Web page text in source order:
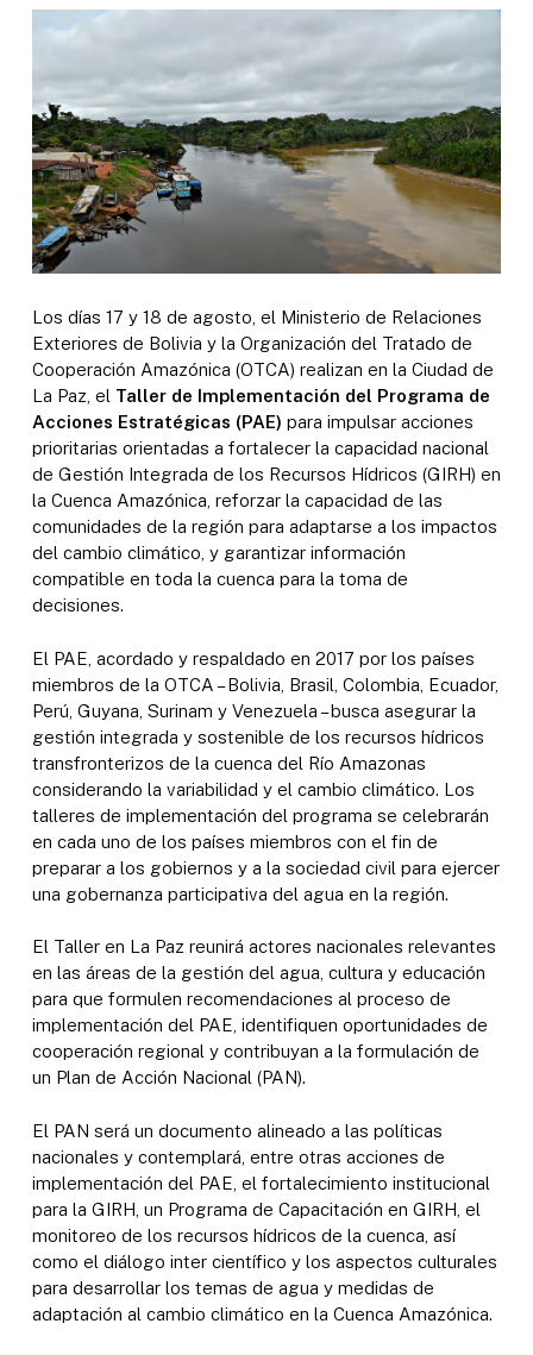
Los días 17 y 18 de agosto, el Ministerio de Relaciones
Exteriores de Bolivia y la Organización del Tratado de
Cooperación Amazónica (OTCA) realizan en la Ciudad de
La Paz, el Taller de Implementación del Programa de
Acciones Estratégicas (PAE) para impulsar acciones
prioritarias orientadas a fortalecer la capacidad nacional
de Gestión Integrada de los Recursos Hídricos (GIRH) en
la Cuenca Amazónica, reforzar la capacidad de las
comunidades de la región para adaptarse a los impactos
del cambio climático, y garantizar información
compatible en toda la cuenca para la toma de
decisiones.
El PAE, acordado y respaldado en 2017 por los países
miembros de la OTCA – Bolivia, Brasil, Colombia, Ecuador,
Perú, Guyana, Surinam y Venezuela – busca asegurar la
gestión integrada y sostenible de los recursos hídricos
transfronterizos de la cuenca del Río Amazonas
considerando la variabilidad y el cambio climático. Los
talleres de implementación del programa se celebrarán
en cada uno de los países miembros con el fin de
preparar a los gobiernos y a la sociedad civil para ejercer
una gobernanza participativa del agua en la región.
El Taller en La Paz reunirá actores nacionales relevantes
en las áreas de la gestión del agua, cultura y educación
para que formulen recomendaciones al proceso de
implementación del PAE, identifiquen oportunidades de
cooperación regional y contribuyan a la formulación de
un Plan de Acción Nacional (PAN).
El PAN será un documento alineado a las políticas
nacionales y contemplará, entre otras acciones de
implementación del PAE, el fortalecimiento institucional
para la GIRH, un Programa de Capacitación en GIRH, el
monitoreo de los recursos hídricos de la cuenca, así
como el diálogo inter científico y los aspectos culturales
para desarrollar los temas de agua y medidas de
adaptación al cambio climático en la Cuenca Amazónica.